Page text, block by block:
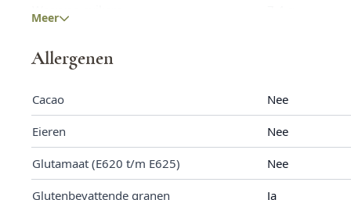
Calcium 26,0 g
Vezels 16,3 g
IJzer 3,32 mg
Meer
Allergenen
Cacao Nee
Eieren Nee
Glutamaat (E620 t/m E625) Nee
Glutenbevattende granen Ja